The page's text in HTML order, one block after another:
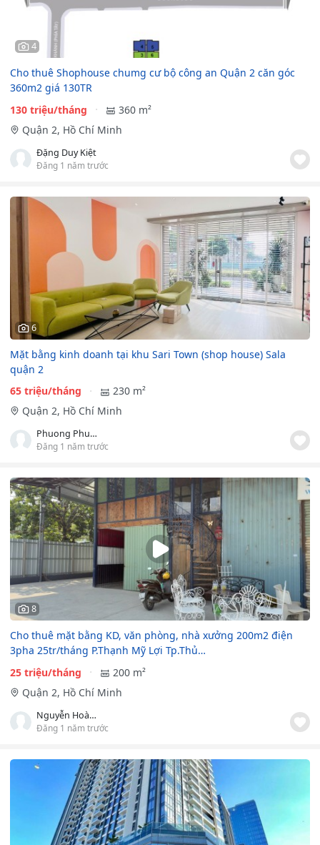
4
Cho thuê Shophouse chumg cư bộ công an Quận 2 căn góc
360m2 giá 130TR
130 triệu/tháng
360 m²
Quận 2, Hồ Chí Minh
Đặng Duy Kiệt
Đăng 1 năm trước
6
Mặt bằng kinh doanh tại khu Sari Town (shop house) Sala
quận 2
65 triệu/tháng
230 m²
Quận 2, Hồ Chí Minh
Phuong Phuong
Đăng 1 năm trước
8
Cho thuê mặt bằng KD, văn phòng, nhà xưởng 200m2 điện
3pha 25tr/tháng P.Thạnh Mỹ Lợi Tp.Thủ…
25 triệu/tháng
200 m²
Quận 2, Hồ Chí Minh
Nguyễn Hoàng Ân
Đăng 1 năm trước